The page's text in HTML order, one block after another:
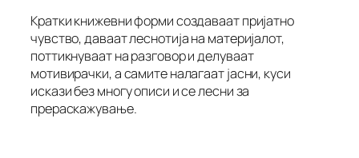
Кратки книжевни форми создаваат пријатно
чувство, даваат леснотија на материјалот,
поттикнуваат на разговор и делуваат
мотивирачки, а самите налагаат јасни, куси
искази без многу описи и се лесни за
прераскажување.